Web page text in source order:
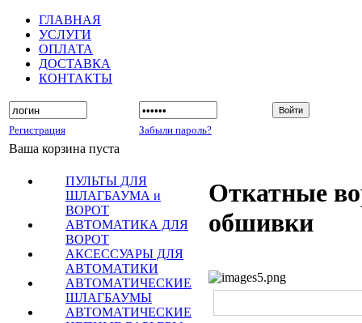
ГЛАВНАЯ
УСЛУГИ
ОПЛАТА
ДОСТАВКА
КОНТАКТЫ
Регистрация Забыли пароль?
Ваша корзина пуста
ПУЛЬТЫ ДЛЯ
ШЛАГБАУМА и
ВОРОТ
АВТОМАТИКА ДЛЯ
ВОРОТ
АКСЕССУАРЫ ДЛЯ
АВТОМАТИКИ
АВТОМАТИЧЕСКИЕ
ШЛАГБАУМЫ
АВТОМАТИЧЕСКИЕ
Откатные
обшивки